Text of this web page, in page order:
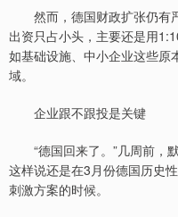
然而，德国财政扩张仍有
出资只占小头，主要还是用
如基础设施、中小企业这些原
域。
企业跟不跟投是关键
“德国回来了。”几周前，
这样说还是在3月份德国历史
刺激方案的时候。